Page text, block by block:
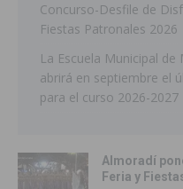
Concurso-Desfile de
Fiestas Patronales 2026
La Escuela Municipal
abrirá en septiembre el
para el curso 2026-2027
Almoradí
Feria y